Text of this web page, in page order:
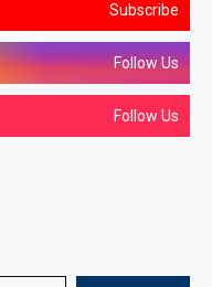
Subscribe
Follow Us
Follow Us